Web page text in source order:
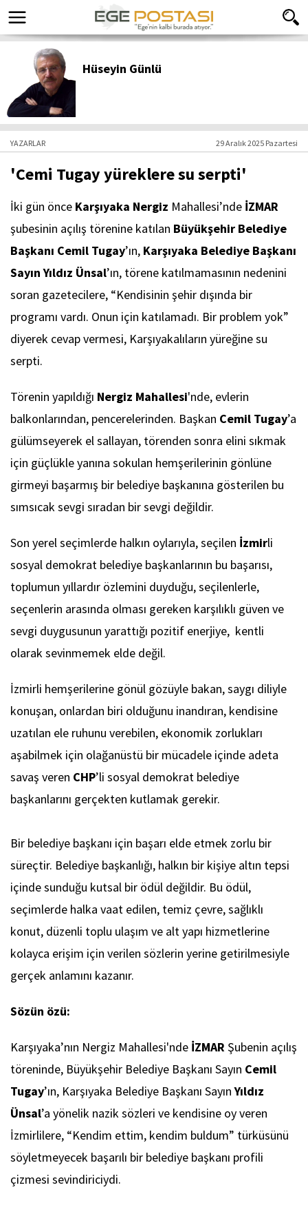
Hüseyin Günlü
YAZARLAR 29 Aralık 2025 Pazartesi
'Cemi Tugay yüreklere su serpti'
İki gün önce Karşıyaka Nergiz Mahallesi’nde İZMAR
şubesinin açılış törenine katılan Büyükşehir Belediye
Başkanı Cemil Tugay’ın, Karşıyaka Belediye Başkanı
Sayın Yıldız Ünsal’ın, törene katılmamasının nedenini
soran gazetecilere, “Kendisinin şehir dışında bir
programı vardı. Onun için katılamadı. Bir problem yok”
diyerek cevap vermesi, Karşıyakalıların yüreğine su
serpti.
Törenin yapıldığı Nergiz Mahallesi'nde, evlerin
balkonlarından, pencerelerinden. Başkan Cemil Tugay’a
gülümseyerek el sallayan, törenden sonra elini sıkmak
için güçlükle yanına sokulan hemşerilerinin gönlüne
girmeyi başarmış bir belediye başkanına gösterilen bu
sımsıcak sevgi sıradan bir sevgi değildir.
Son yerel seçimlerde halkın oylarıyla, seçilen İzmirli
sosyal demokrat belediye başkanlarının bu başarısı,
toplumun yıllardır özlemini duyduğu, seçilenlerle,
seçenlerin arasında olması gereken karşılıklı güven ve
sevgi duygusunun yarattığı pozitif enerjiye, kentli
olarak sevinmemek elde değil.
İzmirli hemşerilerine gönül gözüyle bakan, saygı diliyle
konuşan, onlardan biri olduğunu inandıran, kendisine
uzatılan ele ruhunu verebilen, ekonomik zorlukları
aşabilmek için olağanüstü bir mücadele içinde adeta
savaş veren CHP’li sosyal demokrat belediye
başkanlarını gerçekten kutlamak gerekir.
Bir belediye başkanı için başarı elde etmek zorlu bir
süreçtir. Belediye başkanlığı, halkın bir kişiye altın tepsi
içinde sunduğu kutsal bir ödül değildir. Bu ödül,
seçimlerde halka vaat edilen, temiz çevre, sağlıklı
konut, düzenli toplu ulaşım ve alt yapı hizmetlerine
kolayca erişim için verilen sözlerin yerine getirilmesiyle
gerçek anlamını kazanır.
Sözün özü:
Karşıyaka’nın Nergiz Mahallesi'nde İZMAR Şubenin açılış
töreninde, Büyükşehir Belediye Başkanı Sayın Cemil
Tugay’ın, Karşıyaka Belediye Başkanı SayınYıldız
Ünsal’a yönelik nazik sözleri ve kendisine oy veren
İzmirlilere, “Kendim ettim, kendim buldum” türküsünü
söyletmeyecek başarılı bir belediye başkanı profili
çizmesi sevindiriciydi.